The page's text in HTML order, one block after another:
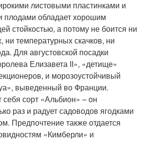
листовыми пластинками и
плодами обладает хорошим
стойкостью, а потому не боится ни
ни температурных скачков, ни
Для августовской посадки
Елизавета II», «детище»
и морозоустойчивый
выведенный во Франции.
сорт «Альбион» – он
раз и радует садоводов ягодками
Предпочтение также отдается
«Кимберли» и